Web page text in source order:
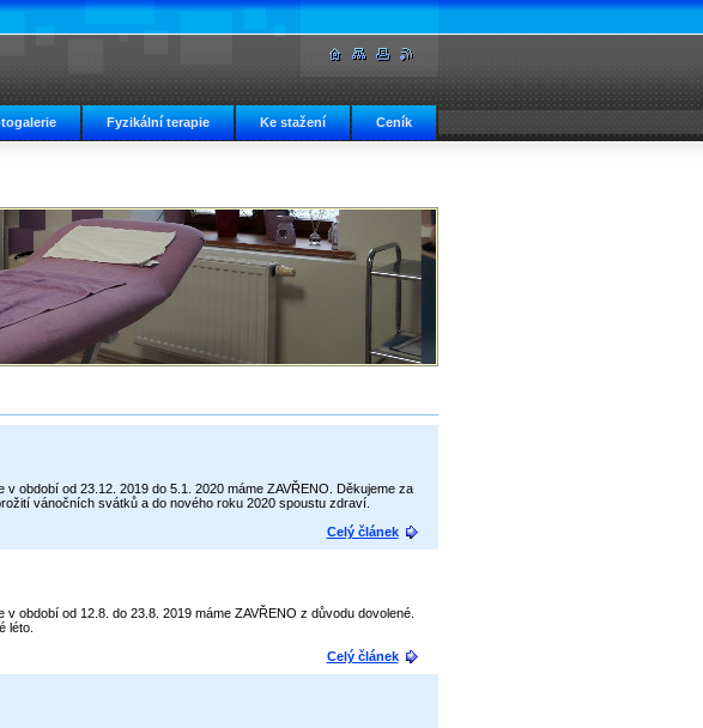
Fyzikální terapie Ke stažení Ceník
období od 23.12. 2019 do 5.1. 2020 máme ZAVŘENO. Děkujeme za
vánočních svátků a do nového roku 2020 spoustu zdraví.
Celý článek
období od 12.8. do 23.8. 2019 máme ZAVŘENO z důvodu dovolené.
léto.
Celý článek